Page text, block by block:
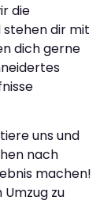
die
stehen dir mit
dich gerne
uns und
nach
machen!
zu